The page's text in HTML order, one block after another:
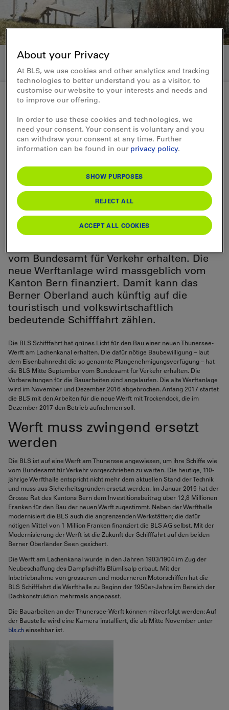
Medienmitteilung 27.10.2016
BLS Schifffahrt startet mit den
Bauarbeiten für die neue Werft
Der Bau einer neuen Thunersee-Werft rückt
näher. Bis Ende Jahr wird die alte
Werfthalle abgebrochen, Anfang 2017
beginnt die BLS mit den Arbeiten für den
Neubau. Die dafür nötige
vom Bundesamt für Verkehr erhalten. Die
neue Werftanlage wird massgeblich vom
Kanton Bern finanziert. Damit kann das
Berner Oberland auch künftig auf die
touristisch und volkswirtschaftlich
bedeutende Schifffahrt zählen.
Die BLS Schifffahrt hat grünes Licht für den Bau einer neuen Thunersee-
Werft am Lachenkanal erhalten. Die dafür nötige Baubewilligung – laut
dem Eisenbahnrecht die so genannte Plangenehmigungsverfügung – hat
die BLS Mitte September vom Bundesamt für Verkehr erhalten. Die
Vorbereitungen für die Bauarbeiten sind angelaufen. Die alte Werftanlage
wird im November und Dezember 2016 abgebrochen. Anfang 2017 startet
die BLS mit den Arbeiten für die neue Werft mit Trockendock, die im
Dezember 2017 den Betrieb aufnehmen soll.
Werft muss zwingend ersetzt
werden
Die BLS ist auf eine Werft am Thunersee angewiesen, um ihre Schiffe wie
vom Bundesamt für Verkehr vorgeschrieben zu warten. Die heutige, 110-
jährige Werfthalle entspricht nicht mehr dem aktuellen Stand der Technik
und muss aus Sicherheitsgründen ersetzt werden. Im Januar 2015 hat der
Grosse Rat des Kantons Bern dem Investitionsbeitrag über 12,8 Millionen
Franken für den Bau der neuen Werft zugestimmt. Neben der Werfthalle
modernisiert die BLS auch die angrenzenden Werkstätten; die dafür
nötigen Mittel von 1 Million Franken finanziert die BLS AG selbst. Mit der
Modernisierung der Werft ist die Zukunft der Schifffahrt auf den beiden
Berner Oberländer Seen gesichert.
Die Werft am Lachenkanal wurde in den Jahren 1903/1904 im Zug der
Neubeschaffung des Dampfschiffs Blümlisalp erbaut. Mit der
Inbetriebnahme von grösseren und moderneren Motorschiffen hat die
BLS Schifffahrt die Werfthalle zu Beginn der 1950er-Jahre im Bereich der
Dachkonstruktion mehrmals angepasst.
Die Bauarbeiten an der Thunersee-Werft können mitverfolgt werden: Auf
der Baustelle wird eine Kamera installiert, die ab Mitte November unter
bls.cheinsehbar ist.
About your Privacy
At BLS, we use cookies and other analytics and tracking
technologies to better understand you as a visitor, to
customise our website to your interests and needs and
to improve our offering.
In order to use these cookies and technologies, we
need your consent. Your consent is voluntary and you
can withdraw your consent at any time. Further
information can be found in our privacy policy.
SHOW PURPOSES
REJECT ALL
ACCEPT ALL COOKIES